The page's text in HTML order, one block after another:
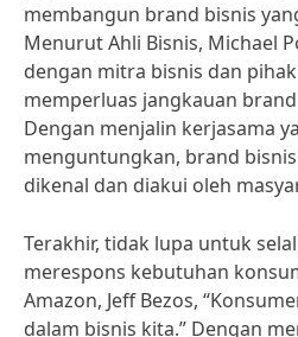
membangun brand bisnis
Menurut Ahli Bisnis, Michael
dengan mitra bisnis dan
memperluas jangkauan brand
Dengan menjalin kerjasama
menguntungkan, brand
dikenal dan diakui oleh
Terakhir, tidak lupa untuk
merespons kebutuhan
Amazon, Jeff Bezos,
dalam bisnis kita.” Dengan